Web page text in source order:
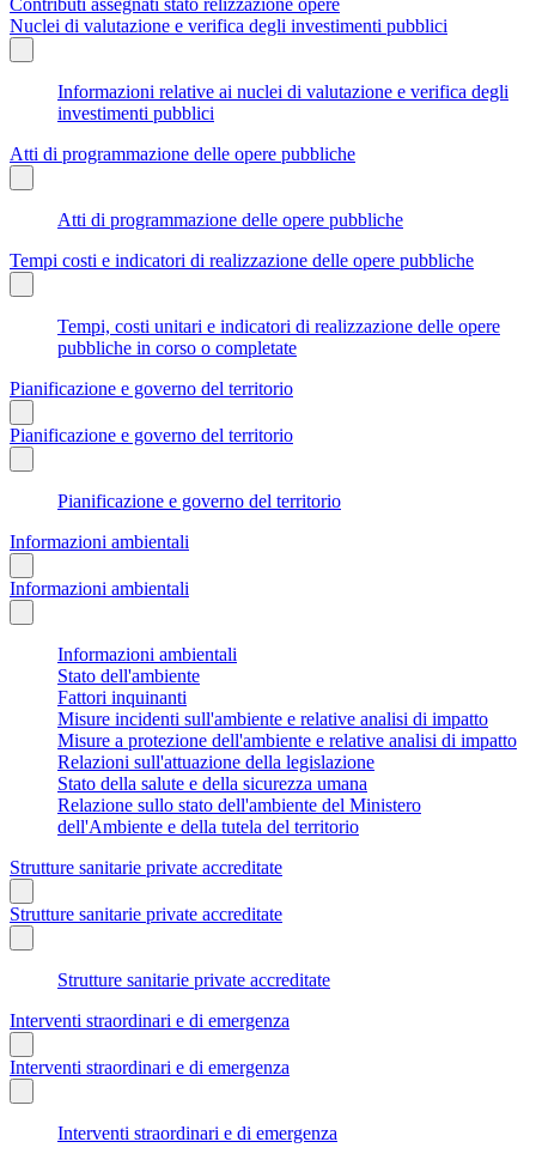
Nuclei di valutazione e verifica degli investimenti pubblici
Informazioni relative ai nuclei di valutazione e verifica degli
investimenti pubblici
Atti di programmazione delle opere pubbliche
Atti di programmazione delle opere pubbliche
Tempi costi e indicatori di realizzazione delle opere pubbliche
Tempi, costi unitari e indicatori di realizzazione delle opere
pubbliche in corso o completate
Pianificazione e governo del territorio
Pianificazione e governo del territorio
Pianificazione e governo del territorio
Informazioni ambientali
Informazioni ambientali
Informazioni ambientali
Stato dell'ambiente
Fattori inquinanti
Misure incidenti sull'ambiente e relative analisi di impatto
Misure a protezione dell'ambiente e relative analisi di impatto
Relazioni sull'attuazione della legislazione
Stato della salute e della sicurezza umana
Relazione sullo stato dell'ambiente del Ministero
dell'Ambiente e della tutela del territorio
Strutture sanitarie private accreditate
Strutture sanitarie private accreditate
Strutture sanitarie private accreditate
Interventi straordinari e di emergenza
Interventi straordinari e di emergenza
Interventi straordinari e di emergenza